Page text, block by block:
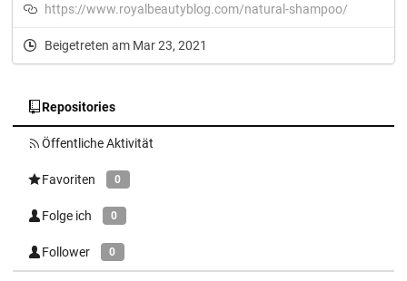
https://www.royalbeautyblog.com/natural-shampoo/
Beigetreten am Mar 23, 2021
Repositories
Öffentliche Aktivität
Favoriten 0
Folge ich 0
Follower 0